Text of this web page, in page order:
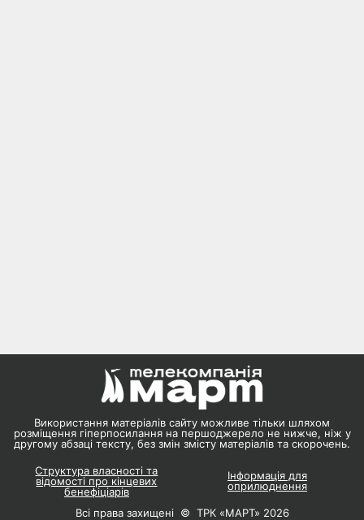
Використання матеріалів сайту можливе тільки шляхом
розміщення гіперпосилання на першоджерело не нижче, ніж у
другому абзаці тексту, без змін змісту матеріалів та скорочень.
Структура власності та
відомості про кінцевих
бенефіціарів
Інформація для
оприлюднення
Всі права захищені © ТРК «МАРТ» 2026